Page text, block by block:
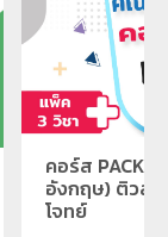
คอร์ส PACK
อังกฤษ) ติวสอ
โจทย์